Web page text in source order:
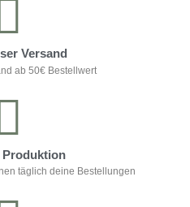
Versand
ab 50€ Bestellwert
Produktion
täglich deine Bestellungen